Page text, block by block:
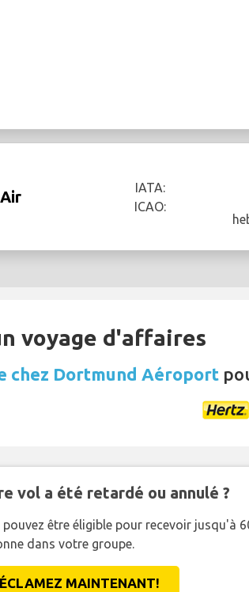
IATA:
ICAO:
voyage d'affaires
chez Dortmund Aéroport
vol a été retardé ou annulé ?
pouvez être éligible pour recevoir jusqu'à
dans votre groupe.
MAINTENANT!